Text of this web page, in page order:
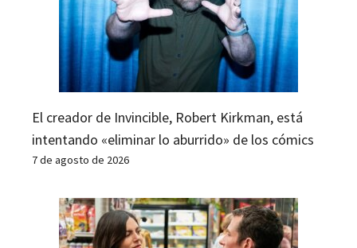
El creador de Invincible, Robert Kirkman, está
intentando «eliminar lo aburrido» de los cómics
7 de agosto de 2026